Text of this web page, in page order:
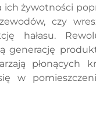
żywotności
czy
hałasu.
generację
płonących
w